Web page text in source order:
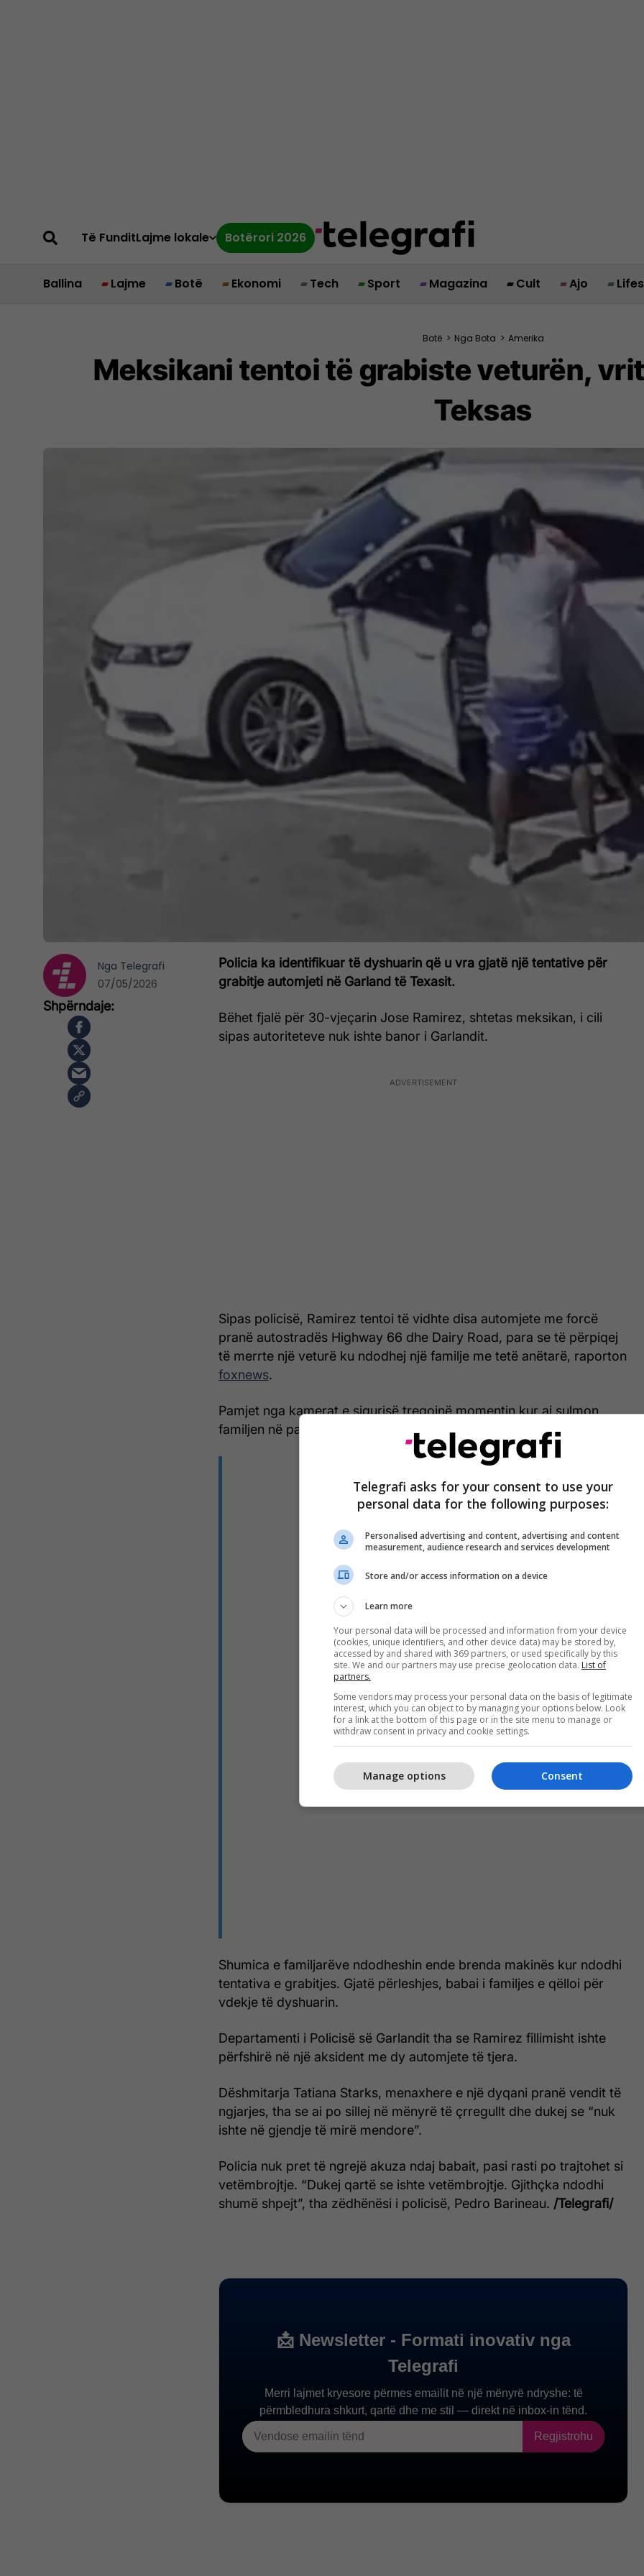
Të FunditLajme lokale Botërori 2026
Ballina Lajme Botë Ekonomi Tech Sport Magazina Cult Ajo
Botë > Nga Bota > Amerika
Meksikani tentoi të grabiste veturën,
Teksas
Policia ka identifikuar të dyshuarin që u vra gjatë një tentative për
grabitje automjeti në Garland të Texasit.
Bëhet fjalë për 30-vjeçarin Jose Ramirez, shtetas meksikan, i cili
sipas autoriteteve nuk ishte banor i Garlandit.
Sipas policisë, Ramirez tentoi të vidhte disa automjete me forcë
pranë autostradës Highway 66 dhe Dairy Road, para se të përpiqej
të merrte një veturë ku ndodhej një familje me tetë anëtarë, raporton
foxnews.
Pamjet nga kamerat e sigurisë tregojnë momentin kur ai sulmon
familjen në parkingun e një qendre tregtare në Garland të Teksasit.
Shumica e familjarëve ndodheshin ende brenda makinës kur ndodhi
tentativa e grabitjes. Gjatë përleshjes, babai i familjes e qëlloi për
vdekje të dyshuarin.
Departamenti i Policisë së Garlandit tha se Ramirez fillimisht ishte
përfshirë në një aksident me dy automjete të tjera.
Dëshmitarja Tatiana Starks, menaxhere e një dyqani pranë vendit të
ngjarjes, tha se ai po sillej në mënyrë të çrregullt dhe dukej se “nuk
ishte në gjendje të mirë mendore”.
Policia nuk pret të ngrejë akuza ndaj babait, pasi rasti po trajtohet si
vetëmbrojtje. “Dukej qartë se ishte vetëmbrojtje. Gjithçka ndodhi
shumë shpejt”, tha zëdhënësi i policisë, Pedro Barineau. /Telegrafi/
Nga Telegrafi
07/05/2026
Telegrafi asks for your consent to use your
personal data for the following purposes:
Personalised advertising and content, advertising and content
measurement, audience research and services development
Store and/or access information on a device
Learn more
Your personal data will be processed and information from your device
(cookies, unique identifiers, and other device data) may be stored by,
accessed by and shared with 369 partners, or used specifically by this
site. We and our partners may use precise geolocation data. List of
partners.
Some vendors may process your personal data on the basis of legitimate
interest, which you can object to by managing your options below. Look
for a link at the bottom of this page or in the site menu to manage or
withdraw consent in privacy and cookie settings.
Consent
Manage options